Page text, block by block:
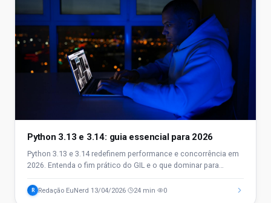
Python 3.13 e 3.14: guia essencial para 2026
Python 3.13 e 3.14 redefinem performance e concorrência em
2026. Entenda o fim prático do GIL e o que dominar para
R Redação EuNerd 13/04/2026 24 min 0